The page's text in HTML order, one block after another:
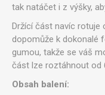
tak natáčet i z výšky,
Držící část navíc rotuje
dopomůže k dokonalé
gumou, takže se váš
část lze roztáhnout od
Obsah balení: